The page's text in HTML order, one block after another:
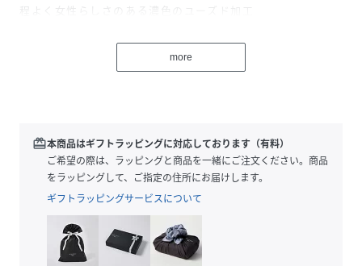
程よく女性らしさのある濃色のユーズド加工
13.5ozのしっかりとした肉感のある耳付きのオリジナルセル
ヴィッジデニムを使用した5Pのストレートパンツ。
USEDはヒゲ・コスリなど各所に加工を施しつつもナチュラ
ルにスタイリングしやすいよう、濃色で仕上げています。
……………………
透け感：なし
厚さ：やや厚い
伸縮性：なし
more
redeem本商品はギフトラッピングに対応しております（有料）
ご希望の際は、ラッピングと商品を一緒にご注文ください。商品
をラッピングして、ご指定の住所にお届けします。
ギフトラッピングサービスについて